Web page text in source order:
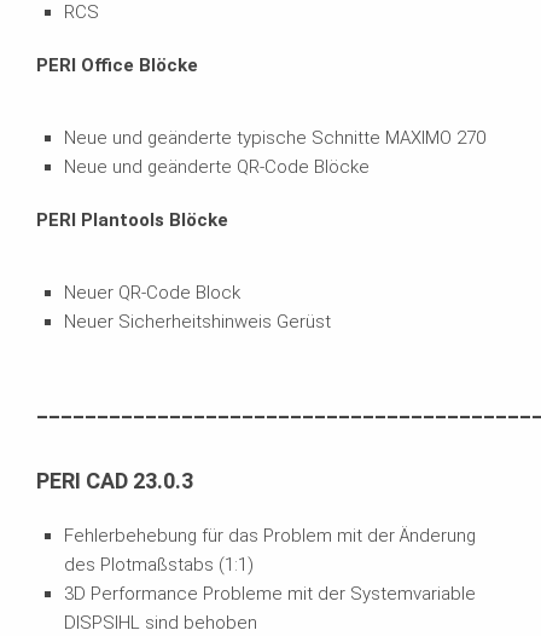
RCS
PERI Office Blöcke
Neue und geänderte typische Schnitte MAXIMO 270
Neue und geänderte QR-Code Blöcke
PERI Plantools Blöcke
Neuer QR-Code Block
Neuer Sicherheitshinweis Gerüst
PERI CAD 23.0.3
Fehlerbehebung für das Problem mit der Änderung
des Plotmaßstabs (1:1)
3D Performance Probleme mit der Systemvariable
DISPSIHL sind behoben